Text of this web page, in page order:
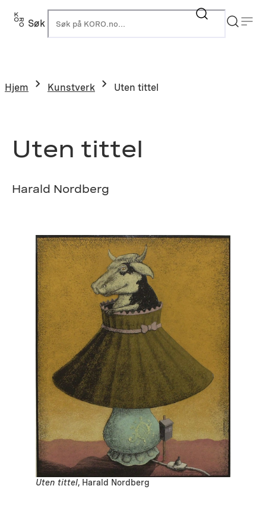
Hopp
Søk
Hjem Kunstverk Uten tittel
Uten tittel
Harald Nordberg
Uten tittel, Harald Nordberg